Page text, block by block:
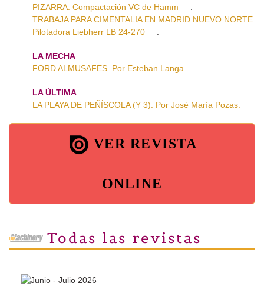
PIZARRA. Compactación VC de Hamm
TRABAJA PARA CIMENTALIA EN MADRID NUEVO NORTE.
Pilotadora Liebherr LB 24-270
LA MECHA
FORD ALMUSAFES. Por Esteban Langa
LA ÚLTIMA
LA PLAYA DE PEÑÍSCOLA (Y 3). Por José María Pozas.
VER REVISTA
ONLINE
Todas las revistas